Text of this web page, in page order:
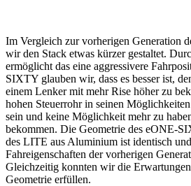
Im Vergleich zur vorherigen Generation
wir den Stack etwas kürzer gestaltet.
ermöglicht das eine aggressivere
SIXTY glauben wir, dass es besser ist,
einem Lenker mit mehr Rise höher zu
hohen Steuerrohr in seinen
sein und keine Möglichkeit mehr zu
bekommen. Die Geometrie des eONE-
des LITE aus Aluminium ist identisch
Fahreigenschaften der vorherigen
Gleichzeitig konnten wir die
Geometrie erfüllen.